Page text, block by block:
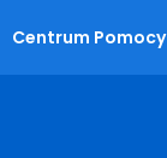
Centrum Pomocy